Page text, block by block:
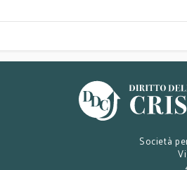
Società